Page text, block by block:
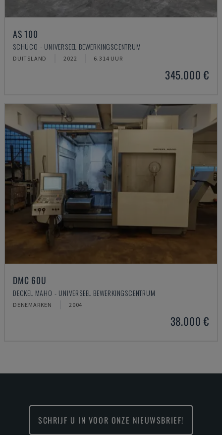
AS 100
SCHÜCO - UNIVERSEEL BEWERKINGSCENTRUM
DUITSLAND 2022 6.314 UUR
345.000 €
DMC 60U
DECKEL MAHO - UNIVERSEEL BEWERKINGSCENTRUM
DENEMARKEN 2004
38.000 €
SCHRIJF U IN VOOR ONZE NIEUWSBRIEF!